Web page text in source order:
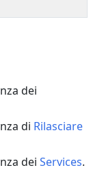
dei
di Rilasciare
dei Services.